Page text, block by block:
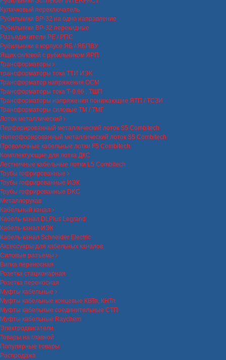
Кулачковый переключатель
Рубильники ВР-32 на одно направление
Рубильники ВР-32 перекидные
Разъединители РЕ / РПС
Рубильники в корпусе ЯБ / ЯБПВУ
Ящик силовой с рубильником ЯРП
Трансформаторы
трансформаторы тока ТТИ ИЭК
Трансформатор напряжения ОСМ
Трансформаторы тока Т-0.66 , ТШП
Трансформаторы напряжения понижающие ЯТП / ТСЗИ
Трансформаторы силовые ТМ / ТМГ
Лоток металлический
Перфорированный металлический лоток S5 Combitech
Неперфорированный металлический лоток S5 Combitech
Проволочные кабельные лотки F5 Combitech
Комплектующие для лотка ДКС
Лестничные кабельные лотки L5 Combitech
Трубы гофрированные
Трубы гофрированные ИЭК
Трубы гофрированные DKC
Металлорукав
Кабельный канал
Кабель-канал DLPlus Legrand
Кабель-канал ИЭК
Кабель-канал Schneider Electric
Аксессуары для кабельных каналов
Силовые разъемы
Вилка переносная
Розетка стационарная
Розетка переносная
Муфты кабельные
Муфты кабельные концевые КВТп, КНТп
Муфты кабельные соединительные СТП
Муфты кабельные Raychem
Электродвигатели
Товары на главной
Популярные товары
Распродажа